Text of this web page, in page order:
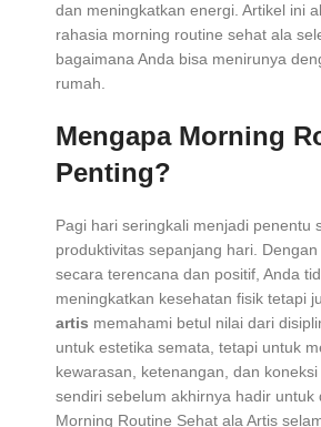
dan meningkatkan energi. Artikel ini
rahasia morning routine sehat ala
bagaimana Anda bisa menirunya
rumah.
Mengapa Morning
Penting?
Pagi hari seringkali menjadi penentu
produktivitas sepanjang hari.
secara terencana dan positif, Anda
meningkatkan kesehatan fisik tetapi
artis memahami betul nilai dari
untuk estetika semata, tetapi untuk
kewarasan, ketenangan, dan
sendiri sebelum akhirnya hadir untuk
Morning Routine Sehat ala Artis